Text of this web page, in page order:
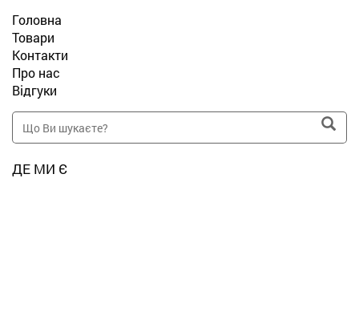
Головна
Товари
Контакти
Про нас
Відгуки
ДЕ МИ Є